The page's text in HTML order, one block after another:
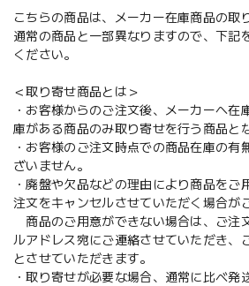
こちらの商品は、メーカー在庫商品の取
通常の商品と一部異なりますので、下記
ください。
＜取り寄せ商品とは＞
・お客様からのご注文後、メーカーへ在
庫がある商品のみ取り寄せを行う商品と
・お客様のご注文時点での商品在庫の有
ざいません。
・廃盤や欠品などの理由により商品をご
注文をキャンセルさせていただく場合が
商品のご用意ができない場合は、ご注
ルアドレス宛にご連絡させていただき、
とさせていただきます。
・取り寄せが必要な場合、通常に比べ発